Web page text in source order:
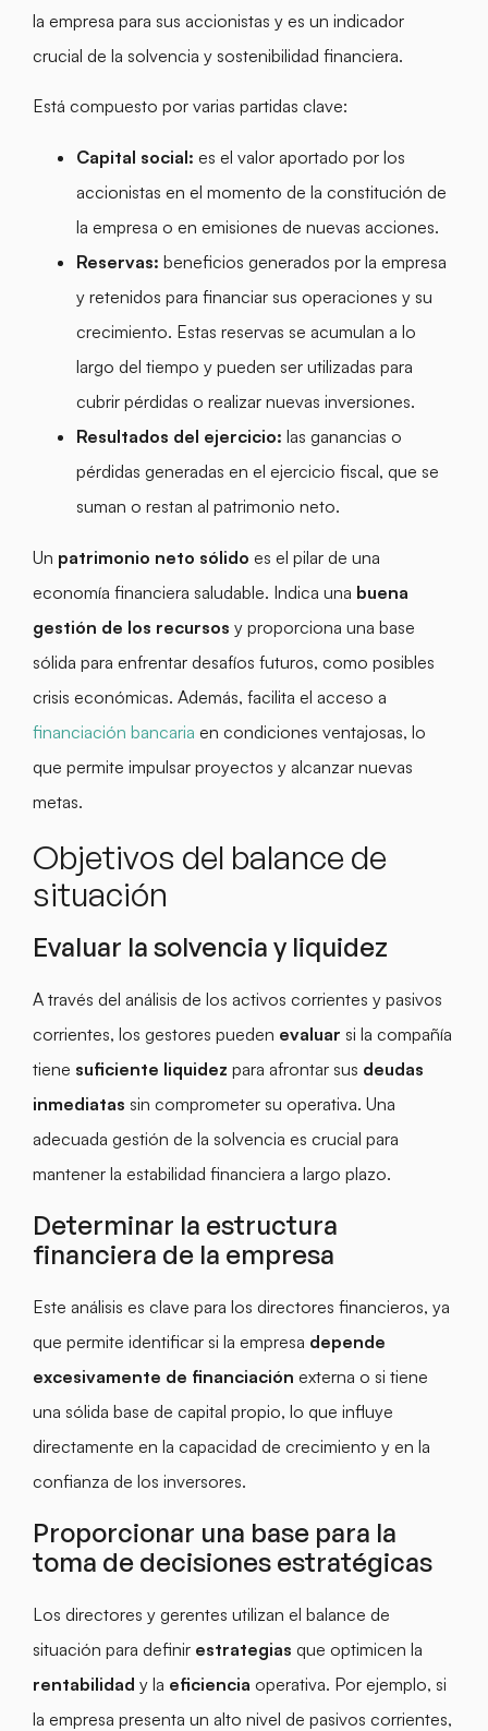
la empresa para sus accionistas y es un indicador
crucial de la solvencia y sostenibilidad financiera.
Está compuesto por varias partidas clave:
Capital social: es el valor aportado por los
accionistas en el momento de la constitución de
la empresa o en emisiones de nuevas acciones.
Reservas: beneficios generados por la empresa
y retenidos para financiar sus operaciones y su
crecimiento. Estas reservas se acumulan a lo
largo del tiempo y pueden ser utilizadas para
cubrir pérdidas o realizar nuevas inversiones.
Resultados del ejercicio: las ganancias o
pérdidas generadas en el ejercicio fiscal, que se
suman o restan al patrimonio neto.
Un patrimonio neto sólido es el pilar de una
economía financiera saludable. Indica una buena
gestión de los recursos y proporciona una base
sólida para enfrentar desafíos futuros, como posibles
crisis económicas. Además, facilita el acceso a
financiación bancaria en condiciones ventajosas, lo
que permite impulsar proyectos y alcanzar nuevas
metas.
Objetivos del balance de
situación
Evaluar la solvencia y liquidez
A través del análisis de los activos corrientes y pasivos
corrientes, los gestores pueden evaluar si la compañía
tiene suficiente liquidez para afrontar sus deudas
inmediatas sin comprometer su operativa. Una
adecuada gestión de la solvencia es crucial para
mantener la estabilidad financiera a largo plazo.
Determinar la estructura
financiera de la empresa
Este análisis es clave para los directores financieros, ya
que permite identificar si la empresa depende
excesivamente de financiación externa o si tiene
una sólida base de capital propio, lo que influye
directamente en la capacidad de crecimiento y en la
confianza de los inversores.
Proporcionar una base para la
toma de decisiones estratégicas
Los directores y gerentes utilizan el balance de
situación para definir estrategias que optimicen la
rentabilidad y la eficiencia operativa. Por ejemplo, si
la empresa presenta un alto nivel de pasivos corrientes,